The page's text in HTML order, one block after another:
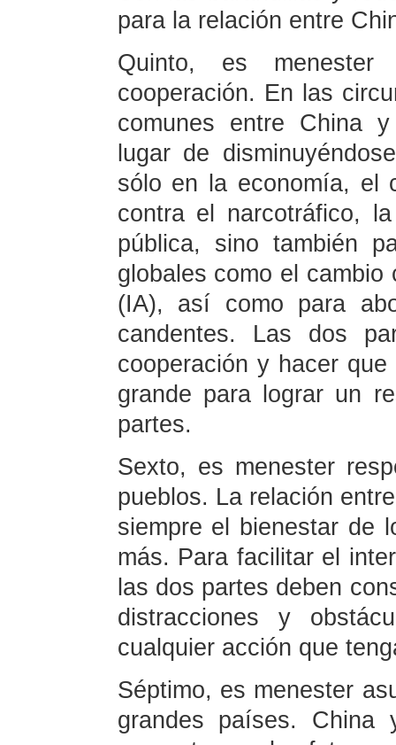
para la relación entre
Quinto, es
cooperación. En las
comunes entre China
lugar de
sólo en la economía, el
contra el narcotráfico,
pública, sino también
globales como el
(IA), así como para
candentes. Las dos
cooperación y hacer
grande para lograr un
partes.
Sexto, es menester
pueblos. La relación
siempre el bienestar de
más. Para facilitar el
las dos partes deben
distracciones y
cualquier acción que
Séptimo, es menester
grandes países. China